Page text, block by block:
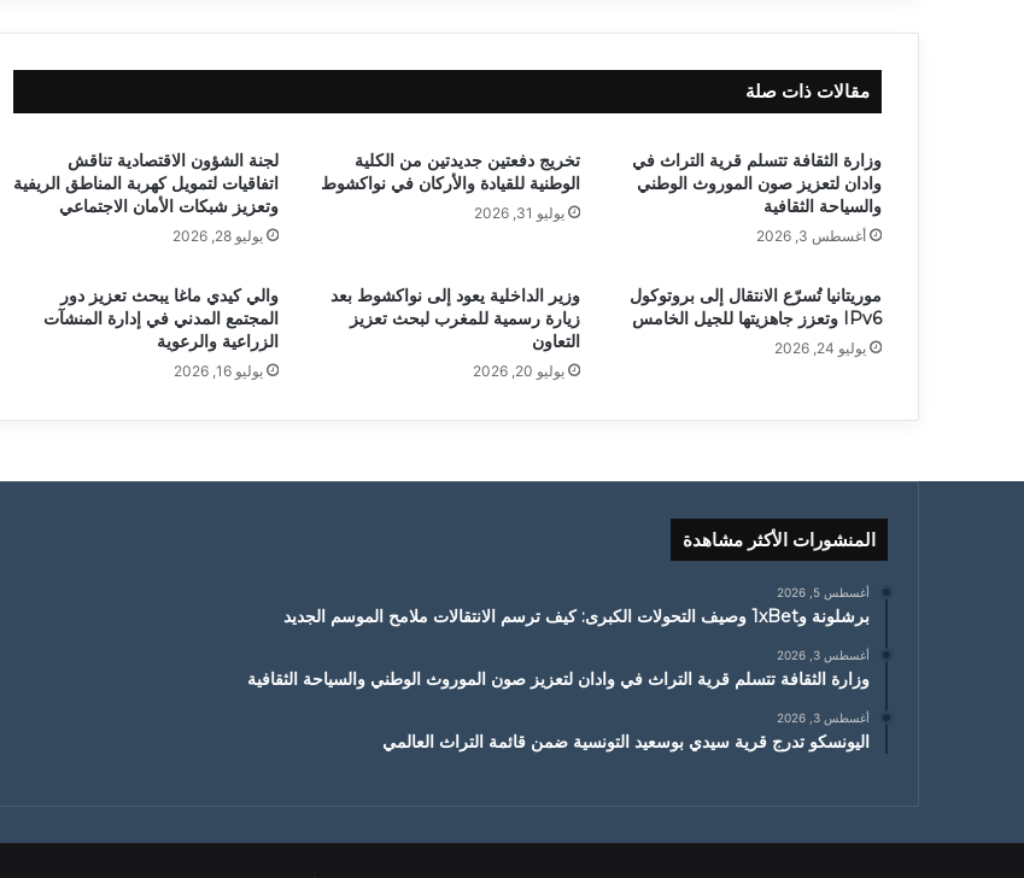
مقالات ذات صلة
وزارة الثقافة تتسلم قرية التراث في
وادان لتعزيز صون الموروث الوطني
والسياحة الثقافية
أغسطس 3, 2026
تخريج دفعتين جديدتين من الكلية
الوطنية للقيادة والأركان في نواكشوط
يوليو 31, 2026
لجنة الشؤون الاقتصادية تناقش
اتفاقيات لتمويل كهربة المناطق الريفية
وتعزيز شبكات الأمان الاجتماعي
يوليو 28, 2026
موريتانيا تُسرّع الانتقال إلى بروتوكول
IPv6 وتعزز جاهزيتها للجيل الخامس
يوليو 24, 2026
وزير الداخلية يعود إلى نواكشوط بعد
زيارة رسمية للمغرب لبحث تعزيز
التعاون
يوليو 20, 2026
والي كيدي ماغا يبحث تعزيز دور
المجتمع المدني في إدارة المنشآت
الزراعية والرعوية
يوليو 16, 2026
المنشورات الأكثر مشاهدة
أغسطس 5, 2026
برشلونة و1xBet وصيف التحولات الكبرى: كيف ترسم الانتقالات ملامح الموسم الجديد
أغسطس 3, 2026
وزارة الثقافة تتسلم قرية التراث في وادان لتعزيز صون الموروث الوطني والسياحة الثقافية
أغسطس 3, 2026
اليونسكو تدرج قرية سيدي بوسعيد التونسية ضمن قائمة التراث العالمي